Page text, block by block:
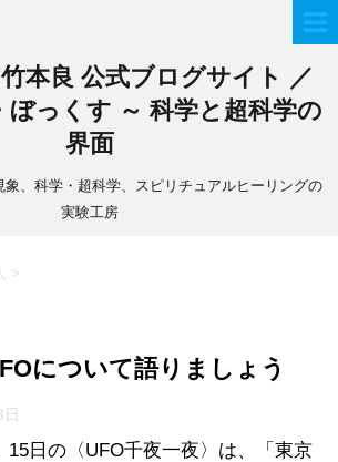
本良 公式ブログサイト ／
ぼっくす ～ 科学と超科学の
界面
、科学・超科学、スピリチュアルヒーリングの
実験工房
>
について語りましょう
日の〈UFO千夜一夜〉は、「東京